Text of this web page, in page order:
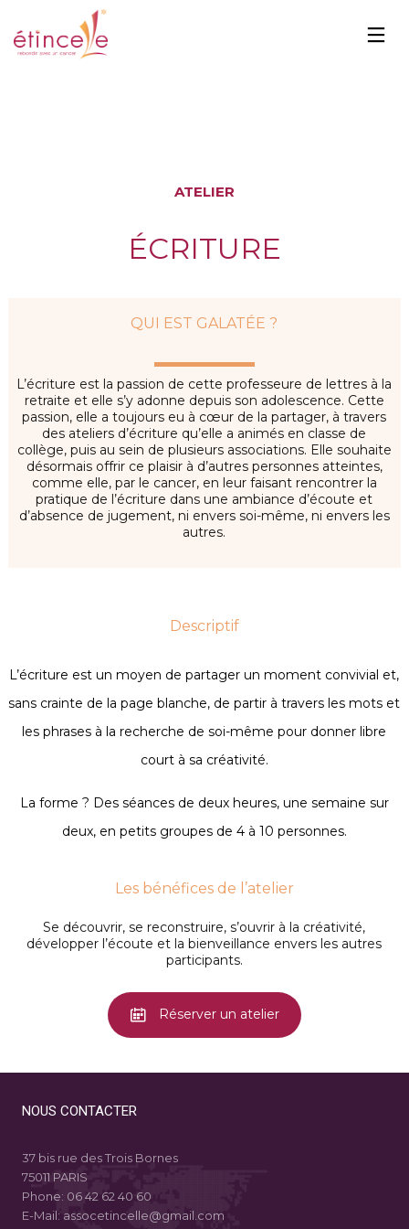
ATELIER
ÉCRITURE
QUI EST GALATÉE ?
L’écriture est la passion de cette professeure de lettres à la
retraite et elle s’y adonne depuis son adolescence. Cette
passion, elle a toujours eu à cœur de la partager, à travers
des ateliers d’écriture qu’elle a animés en classe de
collège, puis au sein de plusieurs associations. Elle souhaite
désormais offrir ce plaisir à d’autres personnes atteintes,
comme elle, par le cancer, en leur faisant rencontrer la
pratique de l’écriture dans une ambiance d’écoute et
d’absence de jugement, ni envers soi-même, ni envers les
autres.
Descriptif
L’écriture est un moyen de partager un moment convivial et,
sans crainte de la page blanche, de partir à travers les mots et
les phrases à la recherche de soi-même pour donner libre
court à sa créativité.
La forme ? Des séances de deux heures, une semaine sur
deux, en petits groupes de 4 à 10 personnes.
Les bénéfices de l’atelier
Se découvrir, se reconstruire, s’ouvrir à la créativité,
développer l’écoute et la bienveillance envers les autres
participants.
Réserver un atelier
NOUS CONTACTER
37 bis rue des Trois Bornes
75011 PARIS
Phone: 06 42 62 40 60
E-Mail: assocetincelle@gmail.com